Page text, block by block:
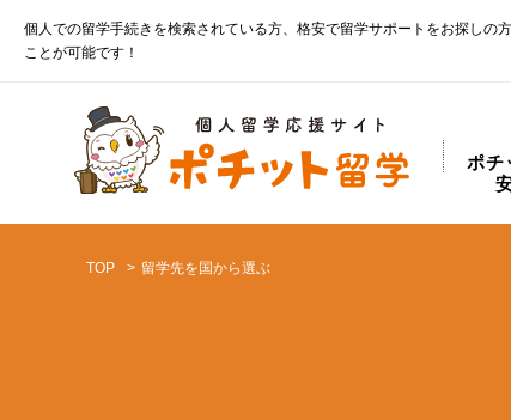
個人での留学手続きを検索されている方、格安で留学サポートをお探しの
ことが可能です！
ポチ
TOP 留学先を国から選ぶ